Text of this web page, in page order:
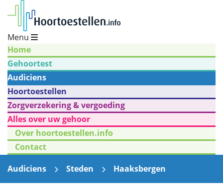
Menu
Home
Gehoortest
Audiciens
Hoortoestellen
Zorgverzekering & vergoeding
Alles over uw gehoor
Over hoortoestellen.info
Contact
Audiciens
Steden Haaksbergen